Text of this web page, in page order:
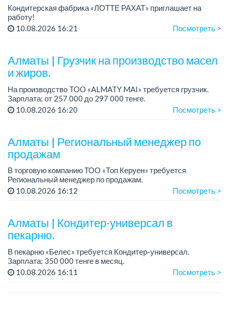
Кондитерская фабрика «ЛОТТЕ РАХАТ» приглашает на
работу!
Зарплата обсуждается на собеседовании.
10.08.2026 16:21 Посмотреть >
Алматы | Грузчик на производство масел
и жиров.
На производство TOO «ALMATY MAI» требуется грузчик.
Зарплата: от 257 000 до 297 000 тенге.
График работы: сменный 2/2, с 08.00 до 20.00, с 20.00 до
10.08.2026 16:20 Посмотреть >
Алматы | Региональный менеджер по
продажам
В торговую компанию ТОО «Топ Керуен» требуется
Региональный менеджер по продажам.
График работы: 5/2, сменный, с 09.00 до 18.00.
10.08.2026 16:12 Посмотреть >
Алматы | Кондитер-универсал в
пекарню.
В пекарню «Белес» требуется Кондитер-универсал.
Зарплата: 350 000 тенге в месяц.
График работы: 4/2, с 08.00 до 20.00.
10.08.2026 16:11 Посмотреть >